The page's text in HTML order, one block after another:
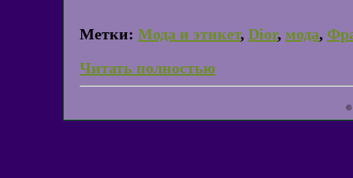
Метки: Мода и этикет, Dior, мода,
Читать полностью
©